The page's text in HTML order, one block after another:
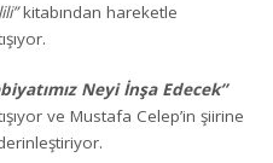
kitabından hareketle
Neyi İnşa Edecek”
ve Mustafa Celep’in şiirine